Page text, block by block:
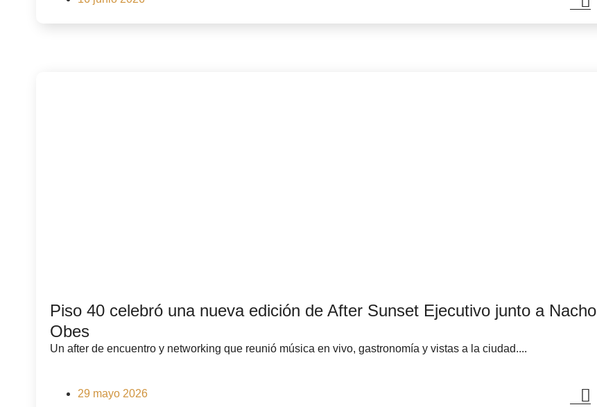
Piso 40 celebró una nueva edición de After Sunset Ejecutivo junto a Nacho
Obes
Un after de encuentro y networking que reunió música en vivo, gastronomía y vistas a la ciudad....
29 mayo 2026